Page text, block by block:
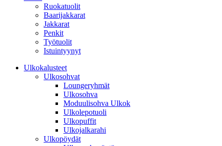
Ruokatuolit
Baarijakkarat
Jakkarat
Penkit
Työtuolit
Istuintyynyt
Ulkokalusteet
Ulkosohvat
Loungeryhmät
Ulkosohva
Moduulisohva Ulkok
Ulkolepotuoli
Ulkopuffit
Ulkojalkarahi
Ulkopöydät